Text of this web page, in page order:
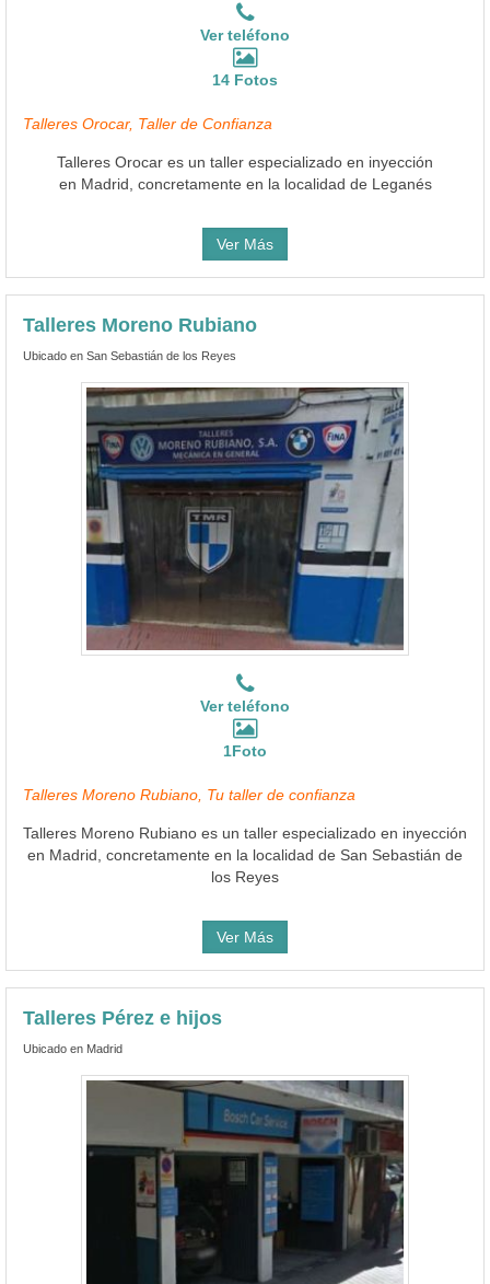
Ver teléfono
14 Fotos
Talleres Orocar, Taller de Confianza
Talleres Orocar es un taller especializado en inyección
en Madrid, concretamente en la localidad de Leganés
Ver Más
Talleres Moreno Rubiano
Ubicado en San Sebastián de los Reyes
Ver teléfono
1Foto
Talleres Moreno Rubiano, Tu taller de confianza
Talleres Moreno Rubiano es un taller especializado en inyección
en Madrid, concretamente en la localidad de San Sebastián de
los Reyes
Ver Más
Talleres Pérez e hijos
Ubicado en Madrid